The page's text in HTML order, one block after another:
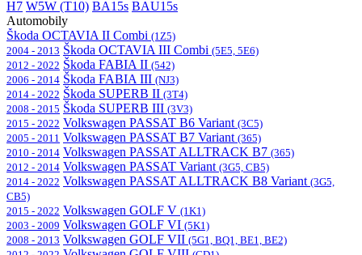
H7 W5W (T10) BA15s BAU15s
Automobily
Škoda OCTAVIA II Combi (1Z5)
2004 - 2013 Škoda OCTAVIA III Combi (5E5, 5E6)
2012 - 2022 Škoda FABIA II (542)
2006 - 2014 Škoda FABIA III (NJ3)
2014 - 2022 Škoda SUPERB II (3T4)
2008 - 2015 Škoda SUPERB III (3V3)
2015 - 2022 Volkswagen PASSAT B6 Variant (3C5)
2005 - 2011 Volkswagen PASSAT B7 Variant (365)
2010 - 2014 Volkswagen PASSAT ALLTRACK B7 (365)
2012 - 2014 Volkswagen PASSAT Variant (3G5, CB5)
2014 - 2022 Volkswagen PASSAT ALLTRACK B8 Variant (3G5,
CB5)
2015 - 2022 Volkswagen GOLF V (1K1)
2003 - 2009 Volkswagen GOLF VI (5K1)
2008 - 2013 Volkswagen GOLF VII (5G1, BQ1, BE1, BE2)